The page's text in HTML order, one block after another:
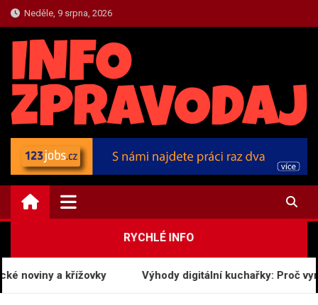
Skip
to
content
Neděle, 9 srpna, 2026
TOP.INFO-ZPRAVODAJ.CZ
Top Zpravodajství a Informace
RYCHLÉ INFO
a křížovky Výhody digitální kuchařky: Proč